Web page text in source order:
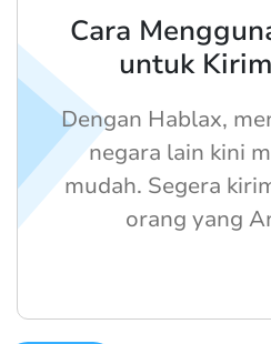
Cara
untuk
Dengan Hablax,
negara lain kini
mudah. Segera
orang yang